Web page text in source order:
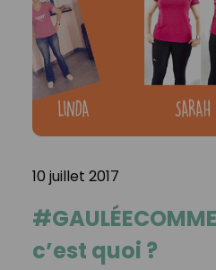
10 juillet 2017
c’est quoi ?